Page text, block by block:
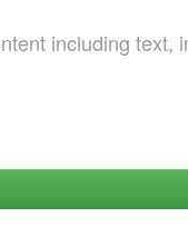
including text,